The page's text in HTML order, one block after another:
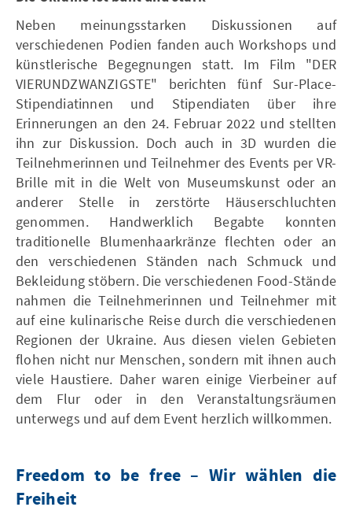
Neben meinungsstarken Diskussionen auf
verschiedenen Podien fanden auch Workshops und
künstlerische Begegnungen statt. Im Film "DER
VIERUNDZWANZIGSTE" berichten fünf Sur-Place-
Stipendiatinnen und Stipendiaten über ihre
Erinnerungen an den 24. Februar 2022 und stellten
ihn zur Diskussion. Doch auch in 3D wurden die
Teilnehmerinnen und Teilnehmer des Events per VR-
Brille mit in die Welt von Museumskunst oder an
anderer Stelle in zerstörte Häuserschluchten
genommen. Handwerklich Begabte konnten
traditionelle Blumenhaarkränze flechten oder an
den verschiedenen Ständen nach Schmuck und
Bekleidung stöbern. Die verschiedenen Food-Stände
nahmen die Teilnehmerinnen und Teilnehmer mit
auf eine kulinarische Reise durch die verschiedenen
Regionen der Ukraine. Aus diesen vielen Gebieten
flohen nicht nur Menschen, sondern mit ihnen auch
viele Haustiere. Daher waren einige Vierbeiner auf
dem Flur oder in den Veranstaltungsräumen
unterwegs und auf dem Event herzlich willkommen.
Freedom to be free – Wir wählen die
Freiheit